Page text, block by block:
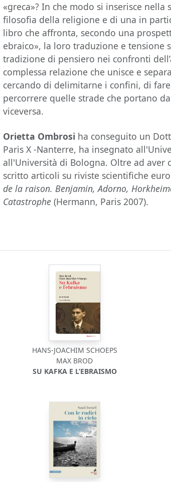
«greca»? In che modo si inserisce
filosofia della religione e di una in
libro che affronta, secondo una
ebraico», la loro traduzione e tensione
tradizione di pensiero nei confronti
complessa relazione che unisce e
cercando di delimitarne i confini, di
percorrere quelle strade che portano
viceversa.
Orietta Ombrosi ha conseguito un
Paris X -Nanterre, ha insegnato
all'Università di Bologna. Oltre ad
scritto articoli su riviste scientifiche
de la raison. Benjamin, Adorno,
Catastrophe (Hermann, Paris 2007).
HANS-JOACHIM SCHOEPS
MAX BROD
SU KAFKA E L’EBRAISMO